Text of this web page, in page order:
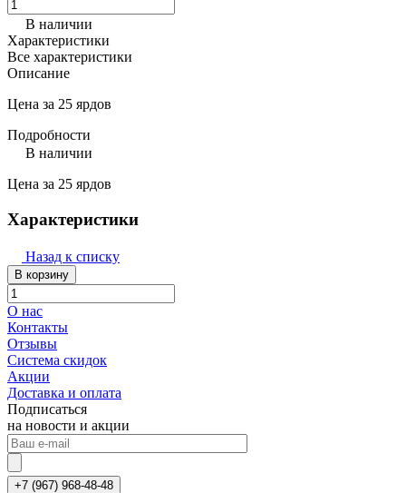
В наличии
Характеристики
Все характеристики
Описание
Цена за 25 ярдов
Подробности
В наличии
Цена за 25 ярдов
Характеристики
Назад к списку
В корзину
О нас
Контакты
Отзывы
Система скидок
Акции
Доставка и оплата
Подписаться
на новости и акции
+7 (967) 968-48-48